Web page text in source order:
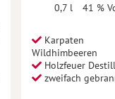
0,7 l
41 %
Karpaten
Wildhimbeeren
Holzfeuer
zweifach